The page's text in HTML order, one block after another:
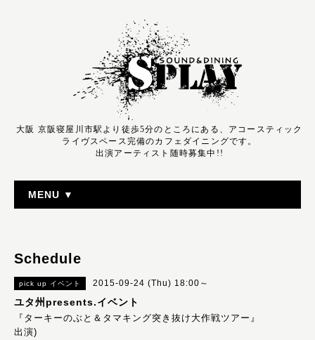
大阪 京阪寝屋川市駅より徒歩5分のところにある、アコースティック
ライヴスペース完備のカフェダイニングです。
出演アーティスト随時募集中!!
MENU ▼
Schedule
pick up イベント 2015-09-24 (Thu) 18:00～
ユタ州presents.イベント
『ターキーのぶと＆タマキング突き抜け大作戦ツアー』
出演)